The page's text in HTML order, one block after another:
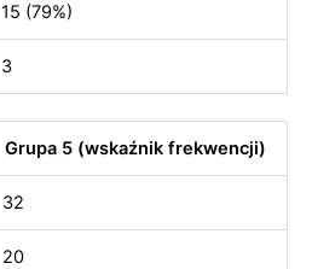
15 (79%)
3
Grupa 5 (wskaźnik frekwencji)
32
20